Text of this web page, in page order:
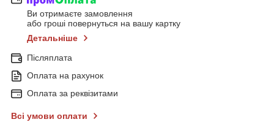
Ви отримаєте замовлення
або гроші повернуться на вашу картку
Детальніше
Післяплата
Оплата на рахунок
Оплата за реквізитами
Всі умови оплати